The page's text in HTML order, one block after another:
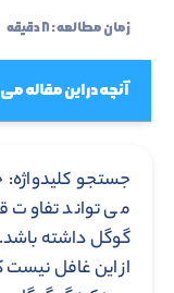
زمان مطالعه : ۸ دقیقه
آنچه در این مقاله
جستجو
می تواند تفاوت
گوگل داشته
از این غافل نیست